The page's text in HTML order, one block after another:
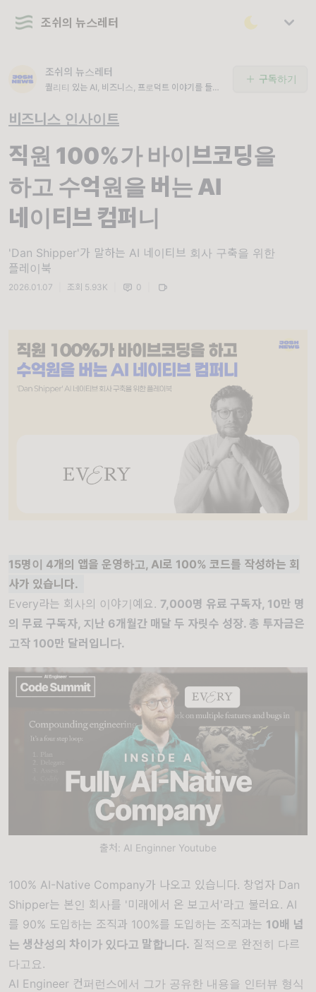
조쉬의 뉴스레터
조쉬의 뉴스레터
퀄리티 있는 AI, 비즈니스, 프로덕트 이야기를 들려
구독하기
비즈니스 인사이트
직원 100%가 바이브코딩을
하고 수억원을 버는 AI
네이티브 컴퍼니
'Dan Shipper'가 말하는 AI 네이티브 회사 구축을 위한
플레이북
2026.01.07 조회 5.93K 0
15명이 4개의 앱을 운영하고, AI로 100% 코드를 작성하는 회
사가 있습니다.
Every라는 회사의 이야기예요. 7,000명 유료 구독자, 10만 명
의 무료 구독자, 지난 6개월간 매달 두 자릿수 성장. 총 투자금은
고작 100만 달러입니다.
출처: AI Enginner Youtube
100% AI-Native Company가 나오고 있습니다. 창업자 Dan
Shipper는 본인 회사를 '미래에서 온 보고서'라고 불러요. AI
를 90% 도입하는 조직과 100%를 도입하는 조직과는 10배 넘
는 생산성의 차이가 있다고 말합니다. 질적으로 완전히 다르
다고요.
AI Engineer 컨퍼런스에서 그가 공유한 내용을 인터뷰 형식